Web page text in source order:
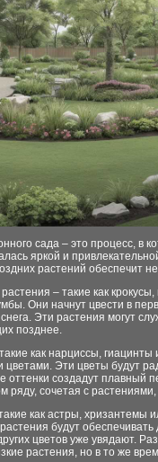
сада – это процесс, в
яркой и
растений обеспечит
– такие как
Они начнут цвести в
Эти растения могут
позднее.
как нарциссы,
Эти цветы будут
оттенки создадут плавный
ряду, сочетая с
как астры, хризантемы
будут
цветов уже увядают.
растения, но в то же